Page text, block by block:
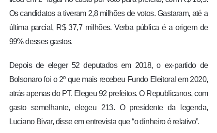
Os candidatos a tiveram 2,8 milhões de votos. Gastaram, até a
última parcial, R$ 37,7 milhões. Verba pública é a origem de
99% desses gastos.
Depois de eleger 52 deputados em 2018, o ex-partido de
Bolsonaro foi o 2º que mais recebeu Fundo Eleitoral em 2020,
atrás apenas do PT. Elegeu 92 prefeitos. O Republicanos, com
gasto semelhante, elegeu 213. O presidente da legenda,
Luciano Bivar, disse em entrevista que “o dinheiro é relativo”.